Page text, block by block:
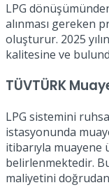
LPG
alınması gereken
oluşturur. 2025
kalitesine ve
TÜVTÜRK
LPG sistemini
istasyonunda
itibarıyla muayene
belirlenmektedir.
maliyetini